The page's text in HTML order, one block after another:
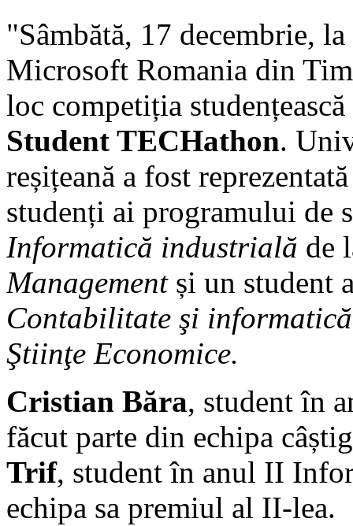
"Sâmbătă, 17 decembrie,
Microsoft Romania din
loc competiția studențească
Student TECHathon.
reșițeană a fost
studenți ai programului de
Informatică industrială de
Managementși un student
Contabilitate şi
Ştiinţe Economice.
Cristian Băra, student în
făcut parte din echipa
Trif, student în anul II
echipa sa premiul al II-lea.